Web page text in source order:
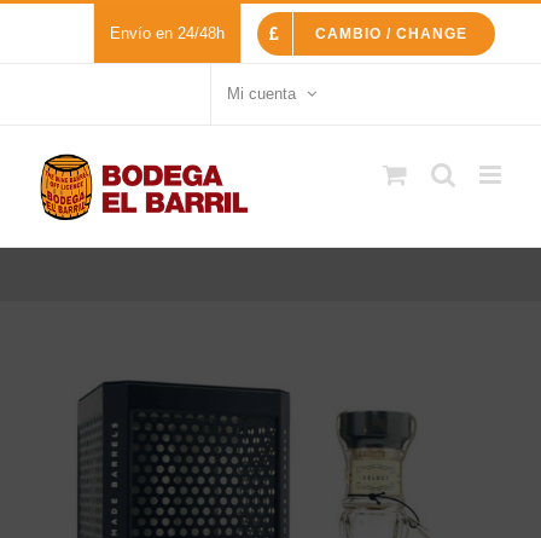
Envío en 24/48h CAMBIO / CHANGE
Mi cuenta